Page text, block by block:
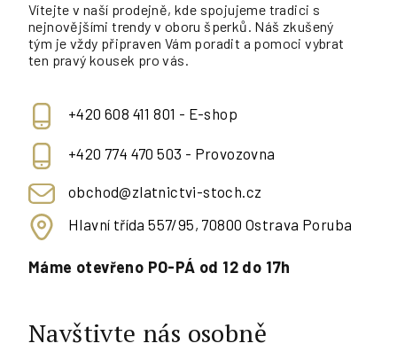
Vítejte v naší prodejně, kde spojujeme tradici s
nejnovějšími trendy v oboru šperků. Náš zkušený
tým je vždy připraven Vám poradit a pomoci vybrat
ten pravý kousek pro vás.
+420 608 411 801 - E-shop
+420 774 470 503 - Provozovna
obchod@zlatnictvi-stoch.cz
Hlavní třída 557/95, 70800 Ostrava Poruba
Máme otevřeno PO-PÁ od 12 do 17h
Navštivte nás osobně